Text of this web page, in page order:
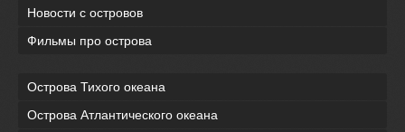
Новости с островов
Фильмы про острова
Острова Тихого океана
Острова Атлантического океана